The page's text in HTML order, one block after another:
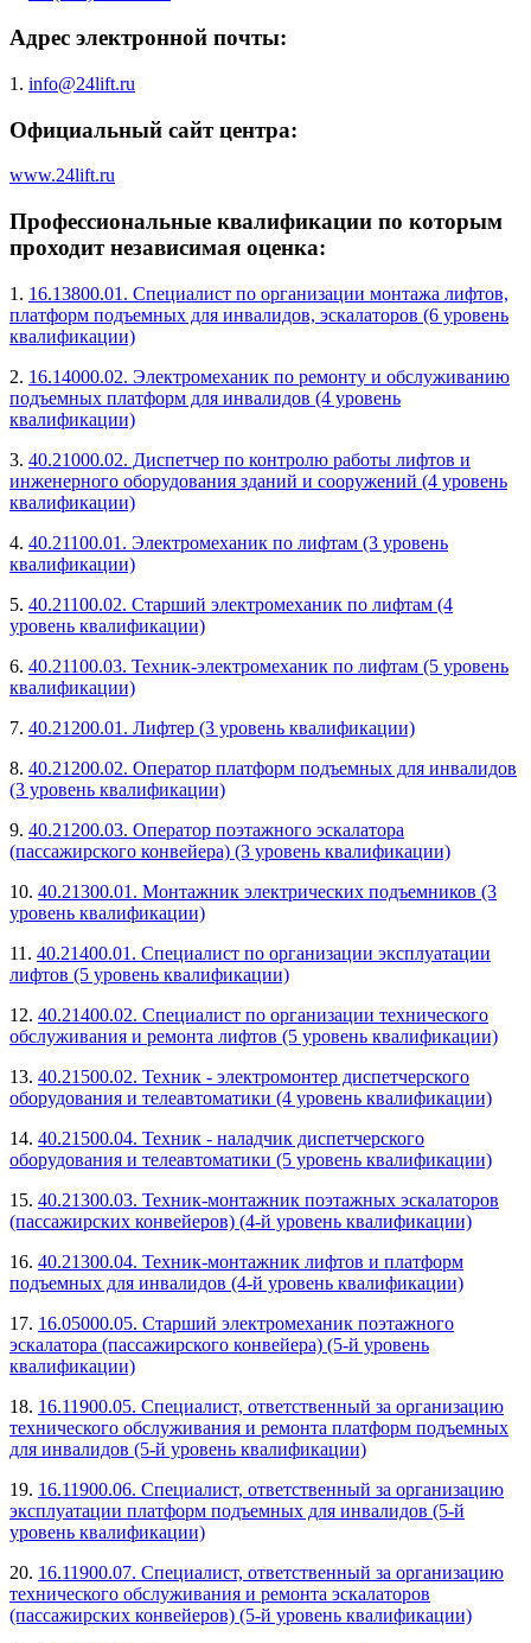
Адрес электронной почты:
1. info@24lift.ru
Официальный сайт центра:
www.24lift.ru
Профессиональные квалификации по которым
проходит независимая оценка:
1. 16.13800.01. Специалист по организации монтажа лифтов,
платформ подъемных для инвалидов, эскалаторов (6 уровень
квалификации)
2. 16.14000.02. Электромеханик по ремонту и обслуживанию
подъемных платформ для инвалидов (4 уровень
квалификации)
3. 40.21000.02. Диспетчер по контролю работы лифтов и
инженерного оборудования зданий и сооружений (4 уровень
квалификации)
4. 40.21100.01. Электромеханик по лифтам (3 уровень
квалификации)
5. 40.21100.02. Старший электромеханик по лифтам (4
уровень квалификации)
6. 40.21100.03. Техник-электромеханик по лифтам (5 уровень
квалификации)
7. 40.21200.01. Лифтер (3 уровень квалификации)
8. 40.21200.02. Оператор платформ подъемных для инвалидов
(3 уровень квалификации)
9. 40.21200.03. Оператор поэтажного эскалатора
(пассажирского конвейера) (3 уровень квалификации)
10. 40.21300.01. Монтажник электрических подъемников (3
уровень квалификации)
11. 40.21400.01. Специалист по организации эксплуатации
лифтов (5 уровень квалификации)
12. 40.21400.02. Специалист по организации технического
обслуживания и ремонта лифтов (5 уровень квалификации)
13. 40.21500.02. Техник - электромонтер диспетчерского
оборудования и телеавтоматики (4 уровень квалификации)
14. 40.21500.04. Техник - наладчик диспетчерского
оборудования и телеавтоматики (5 уровень квалификации)
15. 40.21300.03. Техник-монтажник поэтажных эскалаторов
(пассажирских конвейеров) (4-й уровень квалификации)
16. 40.21300.04. Техник-монтажник лифтов и платформ
подъемных для инвалидов (4-й уровень квалификации)
17. 16.05000.05. Старший электромеханик поэтажного
эскалатора (пассажирского конвейера) (5-й уровень
квалификации)
18. 16.11900.05. Специалист, ответственный за организацию
технического обслуживания и ремонта платформ подъемных
для инвалидов (5-й уровень квалификации)
19. 16.11900.06. Специалист, ответственный за организацию
эксплуатации платформ подъемных для инвалидов (5-й
уровень квалификации)
20. 16.11900.07. Специалист, ответственный за организацию
технического обслуживания и ремонта эскалаторов
(пассажирских конвейеров) (5-й уровень квалификации)